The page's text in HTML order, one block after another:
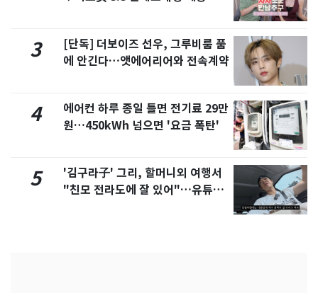
3
[단독] 더보이즈 선우, 그루비룸 품
에 안긴다…앳에어리어와 전속계약
4
에어컨 하루 종일 틀면 전기료 29만
원…450kWh 넘으면 '요금 폭탄'
5
'김구라子' 그리, 할머니외 여행서
"친모 전라도에 잘 있어"…유튜브